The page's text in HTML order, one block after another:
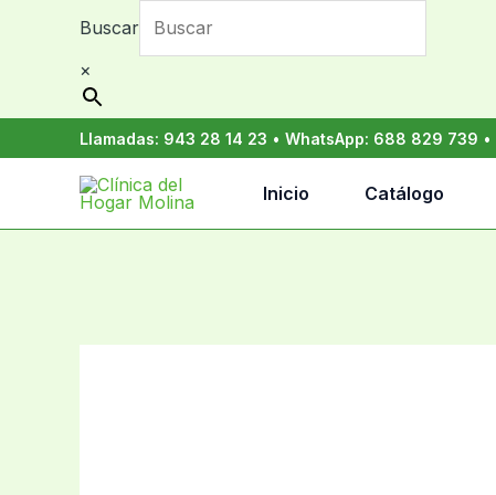
contenido
Buscar
×
Llamadas: 943 28 14 23 • WhatsApp: 688 829 739 •
Inicio Catálogo